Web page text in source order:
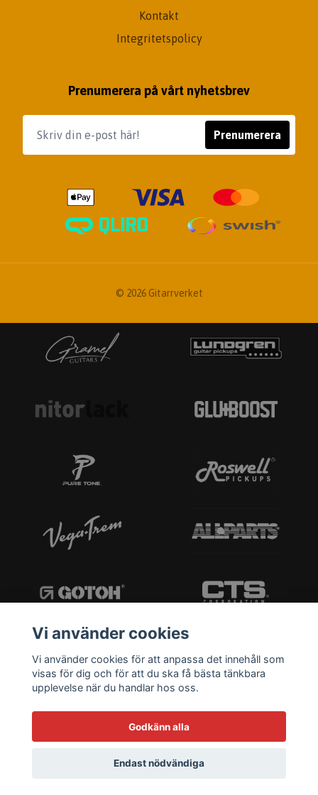
Kontakt
Integritetspolicy
Prenumerera på vårt nyhetsbrev
Prenumerera
© 2026 Gitarrverket
Vi använder cookies
Vi använder cookies för att anpassa det innehåll som
visas för dig och för att du ska få bästa tänkbara
upplevelse när du handlar hos oss.
Godkänn alla
Endast nödvändiga